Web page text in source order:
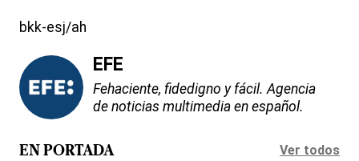
bkk-esj/ah
EFE
Fehaciente, fidedigno y fácil. Agencia
de noticias multimedia en español.
EN PORTADA Ver todos